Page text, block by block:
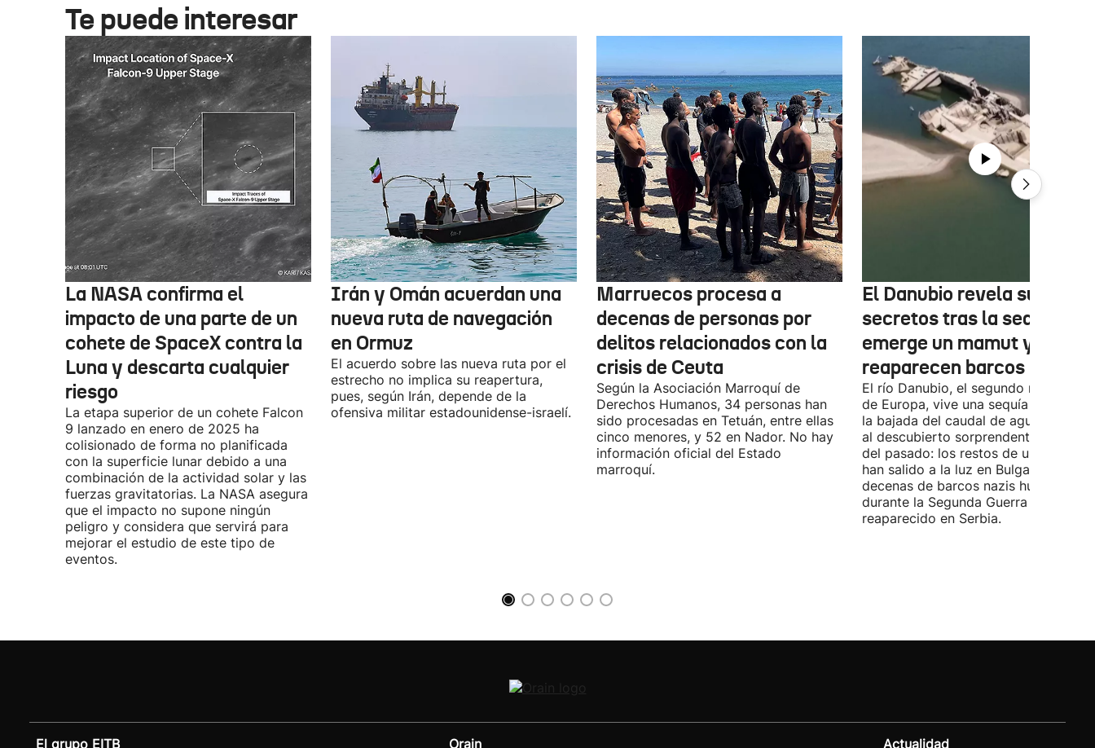
Te puede interesar
La NASA confirma el
impacto de una parte de un
cohete de SpaceX contra la
Luna y descarta cualquier
riesgo
La etapa superior de un cohete Falcon
9 lanzado en enero de 2025 ha
colisionado de forma no planificada
con la superficie lunar debido a una
combinación de la actividad solar y las
fuerzas gravitatorias. La NASA asegura
que el impacto no supone ningún
peligro y considera que servirá para
mejorar el estudio de este tipo de
eventos.
Irán y Omán acuerdan una
nueva ruta de navegación
en Ormuz
El acuerdo sobre las nueva ruta por el
estrecho no implica su reapertura,
pues, según Irán, depende de la
ofensiva militar estadounidense-israelí.
Marruecos procesa a
decenas de personas por
delitos relacionados con la
crisis de Ceuta
Según la Asociación Marroquí de
Derechos Humanos, 34 personas han
sido procesadas en Tetuán, entre ellas
cinco menores, y 52 en Nador. No hay
información oficial del Estado
marroquí.
El Danubio revela sus
secretos tras la sequía:
emerge un mamut y
reaparecen barcos nazis
El río Danubio, el segundo más largo
de Europa, vive una sequía histórica
la bajada del caudal de agua ha
al descubierto sorprendentes
del pasado: los restos de un mamut
han salido a la luz en Bulgaria y
decenas de barcos nazis hundidos
durante la Segunda Guerra Mundial
reaparecido en Serbia.
El grupo EITB Orain Actualidad